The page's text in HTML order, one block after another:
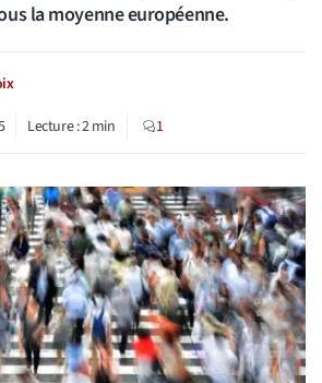
la moyenne européenne.
Lecture :2min 1